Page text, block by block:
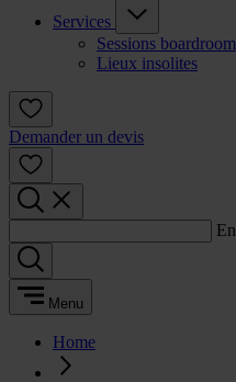
Services
Sessions boardroom
Lieux insolites
Demander un devis
Menu
Home